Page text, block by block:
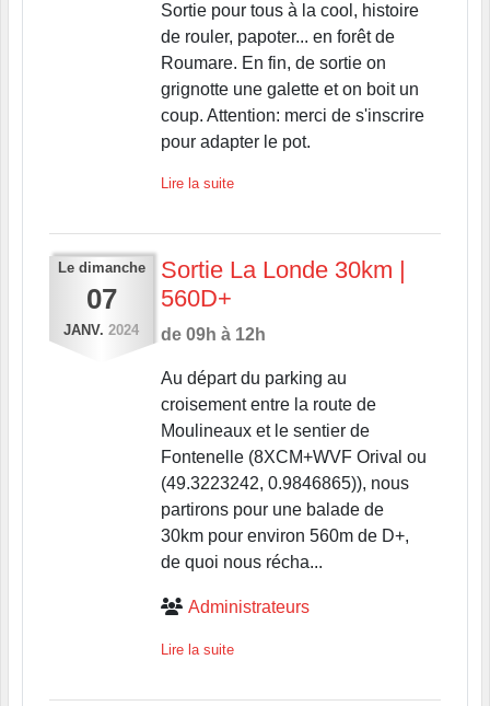
Sortie pour tous à la cool, histoire
de rouler, papoter... en forêt de
Roumare. En fin, de sortie on
grignotte une galette et on boit un
coup. Attention: merci de s'inscrire
pour adapter le pot.
Lire la suite
Le dimanche
07
JANV. 2024
Sortie La Londe 30km |
560D+
de 09h à 12h
Au départ du parking au
croisement entre la route de
Moulineaux et le sentier de
Fontenelle (8XCM+WVF Orival ou
(49.3223242, 0.9846865)), nous
partirons pour une balade de
30km pour environ 560m de D+,
de quoi nous récha...
Administrateurs
Lire la suite